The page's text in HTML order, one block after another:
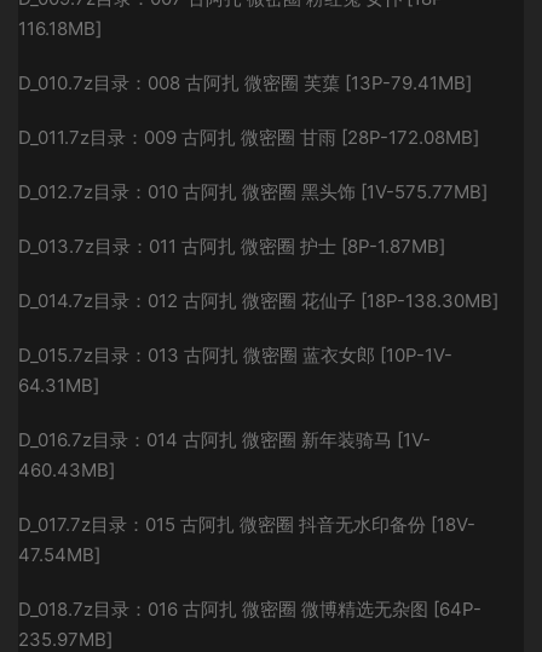
116.18MB]
D_010.7z目录：008 古阿扎 微密圈 芙蕖 [13P-79.41MB]
D_011.7z目录：009 古阿扎 微密圈 甘雨 [28P-172.08MB]
D_012.7z目录：010 古阿扎 微密圈 黑头饰 [1V-575.77MB]
D_013.7z目录：011 古阿扎 微密圈 护士 [8P-1.87MB]
D_014.7z目录：012 古阿扎 微密圈 花仙子 [18P-138.30MB]
D_015.7z目录：013 古阿扎 微密圈 蓝衣女郎 [10P-1V-
64.31MB]
D_016.7z目录：014 古阿扎 微密圈 新年装骑马 [1V-
460.43MB]
D_017.7z目录：015 古阿扎 微密圈 抖音无水印备份 [18V-
47.54MB]
D_018.7z目录：016 古阿扎 微密圈 微博精选无杂图 [64P-
235.97MB]